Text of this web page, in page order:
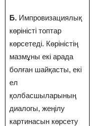
Б. Импровизациялық
көріністі топтар
көрсетеді. Көріністің
мазмұны екі арада
болған шайқасты, екі
ел
қолбасшыларының
диалогы, жеңілу
картинасын көрсету